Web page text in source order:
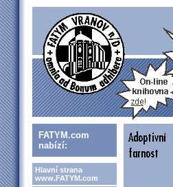
FATYM.com
nabízí:
Hlavní strana
www.FATYM.com